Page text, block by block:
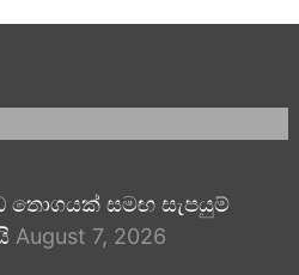
සමඟ සැපයුම්
August 7, 2026